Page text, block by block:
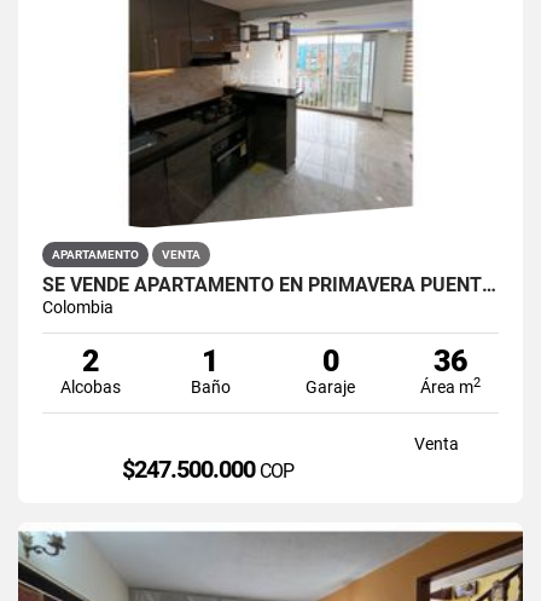
APARTAMENTO VENTA
SE VENDE APARTAMENTO EN PRIMAVERA PUENTE ARANDA
Colombia
2
Alcobas
1
Baño
0
Garaje
36
Área m2
Venta
$247.500.000 COP